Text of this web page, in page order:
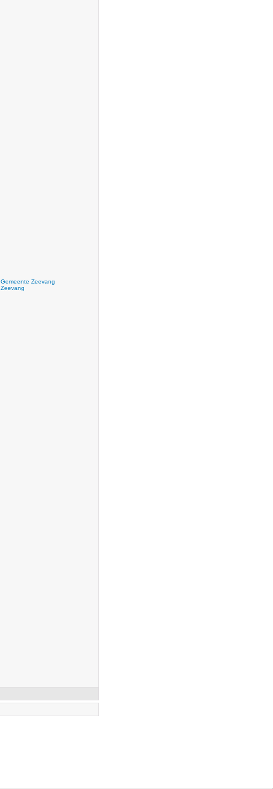
Gemeente Zeevang
Zeevang